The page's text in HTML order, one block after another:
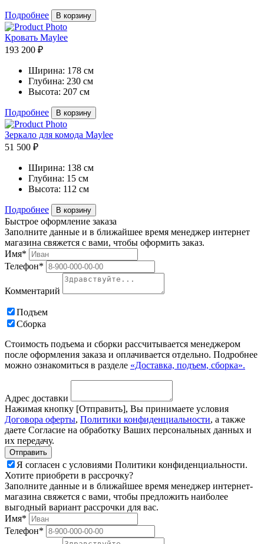
Подробнее В корзину
Кровать Maylee
193 200 ₽
Ширина: 178 см
Глубина: 230 см
Высота: 207 см
Подробнее В корзину
Зеркало для комода Maylee
51 500 ₽
Ширина: 138 см
Глубина: 15 см
Высота: 112 см
Подробнее В корзину
Быстрое оформление заказа
Заполните данные и в ближайшее время менеджер интернет
магазина свяжется с вами, чтобы оформить заказ.
Имя*
Телефон*
Комментарий
Подъем
Сборка
Стоимость подъема и сборки рассчитывается менеджером
после оформления заказа и оплачивается отдельно. Подробнее
можно ознакомиться в разделе «Доставка, подъем, сборка».
Адрес доставки
Нажимая кнопку [Отправить], Вы принимаете условия
Договора оферты, Политики конфиденциальности, а также
даете Согласие на обработку Ваших персональных данных и
их передачу.
Я согласен с условиями Политики конфиденциальности.
Хотите приобрети в рассрочку?
Заполните данные и в ближайшее время менеджер интернет-
магазина свяжется с вами, чтобы предложить наиболее
выгодный вариант рассрочки для вас.
Имя*
Телефон*